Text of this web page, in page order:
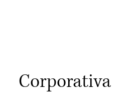
Corporativa